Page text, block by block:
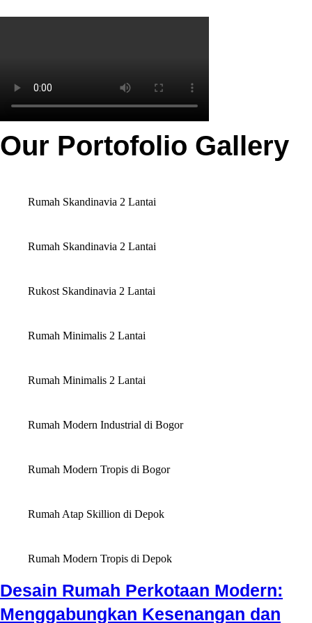
Our Portofolio Gallery
Rumah Skandinavia 2 Lantai
Rumah Skandinavia 2 Lantai
Rukost Skandinavia 2 Lantai
Rumah Minimalis 2 Lantai
Rumah Minimalis 2 Lantai
Rumah Modern Industrial di Bogor
Rumah Modern Tropis di Bogor
Rumah Atap Skillion di Depok
Rumah Modern Tropis di Depok
Desain Rumah Perkotaan Modern:
Menggabungkan Kesenangan dan